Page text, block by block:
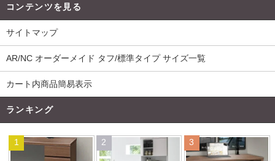
コンテンツを見る
サイトマップ
AR/NC オーダーメイド タフ/標準タイプ サイズ一覧
カート内商品簡易表示
ランキング
1 2 3